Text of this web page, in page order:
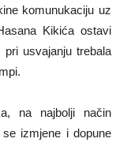
komunukaciju uz
Kikića ostavi
usvajanju trebala
na najbolji način
izmjene i dopune